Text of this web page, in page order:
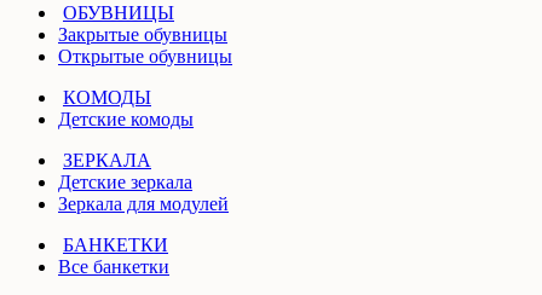
ОБУВНИЦЫ
Закрытые обувницы
Открытые обувницы
КОМОДЫ
Детские комоды
ЗЕРКАЛА
Детские зеркала
Зеркала для модулей
БАНКЕТКИ
Все банкетки